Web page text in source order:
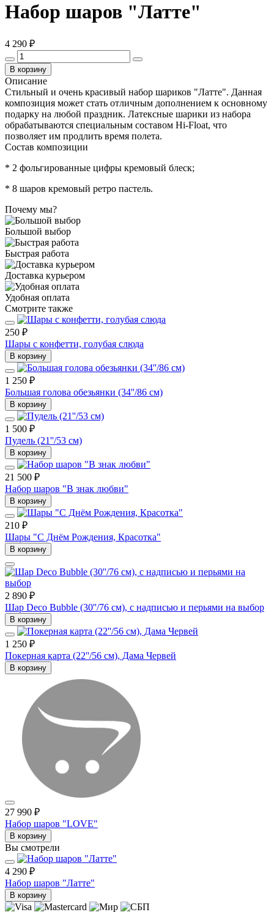
Набор шаров "Латте"
4 290 ₽
В корзину
Описание
Стильный и очень красивый набор шариков "Латте". Данная
композиция может стать отличным дополнением к основному
подарку на любой праздник. Латексные шарики из набора
обрабатываются специальным составом Hi-Float, что
позволяет им продлить время полета.
Состав композиции
* 2 фольгированные цифры кремовый блеск;
* 8 шаров кремовый ретро пастель.
Почему мы?
Большой выбор
Быстрая работа
Доставка курьером
Удобная оплата
Смотрите также
250 ₽
Шары с конфетти, голубая слюда
В корзину
1 250 ₽
Большая голова обезьянки (34''/86 см)
В корзину
1 500 ₽
Пудель (21''/53 см)
В корзину
21 500 ₽
Набор шаров "В знак любви"
В корзину
210 ₽
Шары "С Днём Рождения, Красотка"
В корзину
2 890 ₽
Шар Deco Bubble (30''/76 см), с надписью и перьями на выбор
В корзину
1 250 ₽
Покерная карта (22''/56 см), Дама Червей
В корзину
27 990 ₽
Набор шаров "LOVE"
В корзину
Вы смотрели
4 290 ₽
Набор шаров "Латте"
В корзину